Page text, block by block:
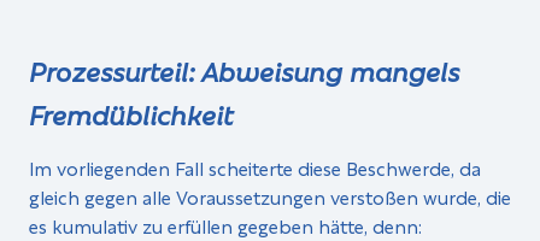
Prozessurteil: Abweisung mangels
Fremdüblichkeit
Im vorliegenden Fall scheiterte diese Beschwerde, da
gleich gegen alle Voraussetzungen verstoßen wurde, die
es kumulativ zu erfüllen gegeben hätte, denn: